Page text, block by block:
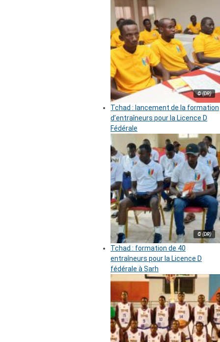
© (DR)
Tchad : lancement de la formation
d’entraîneurs pour la Licence D
Fédérale
© (DR)
Tchad : formation de 40
entraîneurs pour la Licence D
fédérale à Sarh